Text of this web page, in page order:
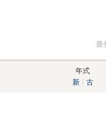
最
年式
新
古